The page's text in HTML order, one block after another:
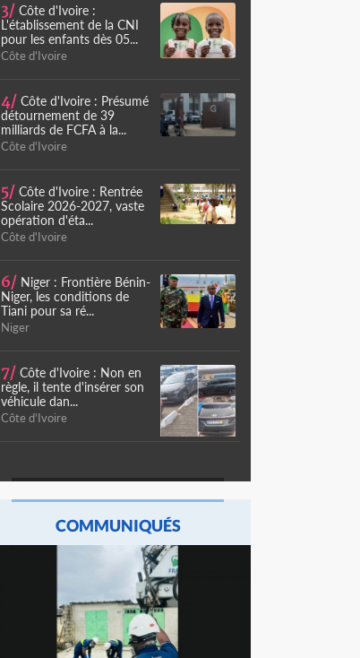
3/ Côte d'Ivoire :
L'établissement de la CNI
pour les enfants dès 05...
Côte d'Ivoire
4/ Côte d'Ivoire : Présumé
détournement de 39
milliards de FCFA à la...
Côte d'Ivoire
5/ Côte d'Ivoire : Rentrée
Scolaire 2026-2027, vaste
opération d'éta...
Côte d'Ivoire
6/ Niger : Frontière Bénin-
Niger, les conditions de
Tiani pour sa ré...
Niger
7/ Côte d'Ivoire : Non en
règle, il tente d'insérer son
véhicule dan...
Côte d'Ivoire
COMMUNIQUÉS